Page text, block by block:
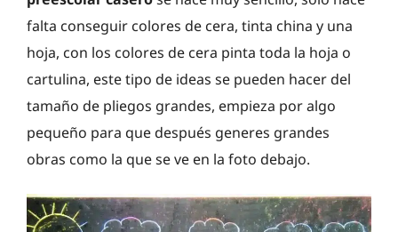
falta conseguir colores de cera, tinta china y una
hoja, con los colores de cera pinta toda la hoja o
cartulina, este tipo de ideas se pueden hacer del
tamaño de pliegos grandes, empieza por algo
pequeño para que después generes grandes
obras como la que se ve en la foto debajo.